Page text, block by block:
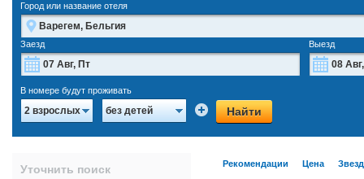
Город или название отеля
Заезд
Пн Вт Ср Чт Пт Сб Вс
27 28 29 30 1 2
Выезд
В номере будут проживать
2 взрослых без детей Найти
Уточнить поиск Рекомендации Цена